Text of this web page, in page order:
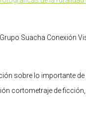
Grupo Suacha Conexión
sobre lo importante
cortometraje de ficción,